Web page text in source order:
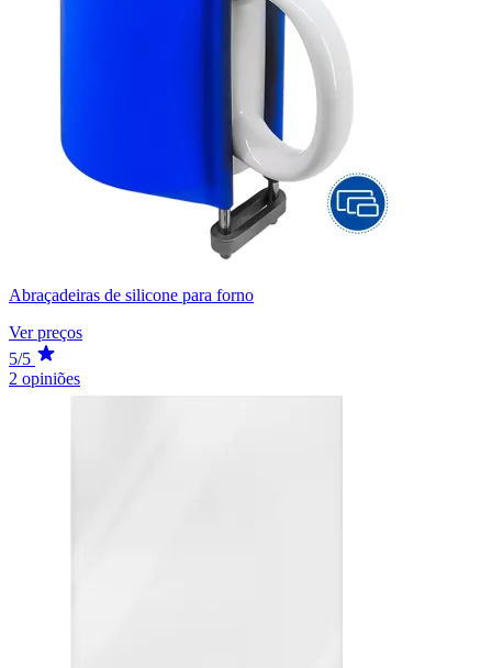
Abraçadeiras de silicone para forno
Ver preços
5/5
2 opiniões